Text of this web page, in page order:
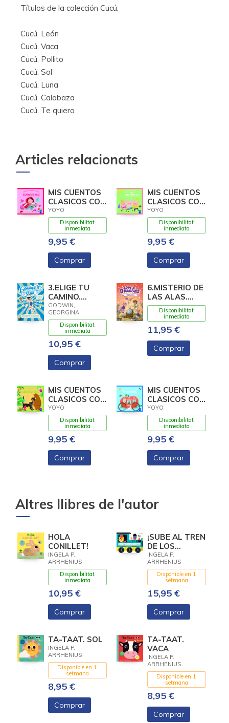
Títulos de la colección Cucú:
Cucú. León
Cucú. Vaca
Cucú. Pollito
Cucú. Sol
Cucú. Luna
Cucú. Calabaza
Cucú. Te quiero
Articles relacionats
MIS CUENTOS
CLASICOS CON
TEXTURAS.
CAPERUCITA
ROJA
YOYO
Disponibilitat
inmediata
9,95 €
Comprar
MIS CUENTOS
CLASICOS CON
TEXTURAS.
LOS TRES
CERDIT
YOYO
Disponibilitat
inmediata
9,95 €
Comprar
3.ELIGE TU
CAMINO.
(GYMNASTICS
STAR)
GODWIN,
GEORGINA
Disponibilitat
inmediata
10,95 €
Comprar
6.MISTERIO DE
LAS ALAS.
(LITTLE
DRAGONS)
Disponibilitat
inmediata
11,95 €
Comprar
MIS CUENTOS
CLASICOS CON
TEXTURAS. EL
LIBRO DE LA
YOYO
Disponibilitat
inmediata
9,95 €
Comprar
MIS CUENTOS
CLASICOS CON
TEXTURAS.
CENICIENTA
YOYO
Disponibilitat
inmediata
9,95 €
Comprar
Altres llibres de l'autor
HOLA
CONILLET!
INGELA P.
ARRHENIUS
Disponibilitat
inmediata
10,95 €
Comprar
¡SUBE AL TREN
DE LOS
NUMEROS!
LIBRO
ACORDEON
CON R
INGELA P.
ARRHENIUS
Disponible en 1
setmana
15,95 €
Comprar
TA-TAAT. SOL
INGELA P.
ARRHENIUS
Disponible en 1
setmana
8,95 €
Comprar
TA-TAAT.
VACA
INGELA P.
ARRHENIUS
Disponible en 1
setmana
8,95 €
Comprar